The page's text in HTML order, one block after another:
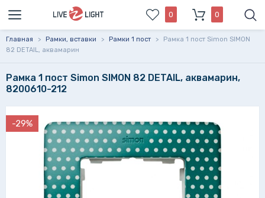
0 0
Главная > Рамки, вставки > Рамки 1 пост >
Рамка 1 пост Simon SIMON
82 DETAIL, аквамарин
Рамка 1 пост Simon SIMON 82 DETAIL, аквамарин,
8200610-212
-29%